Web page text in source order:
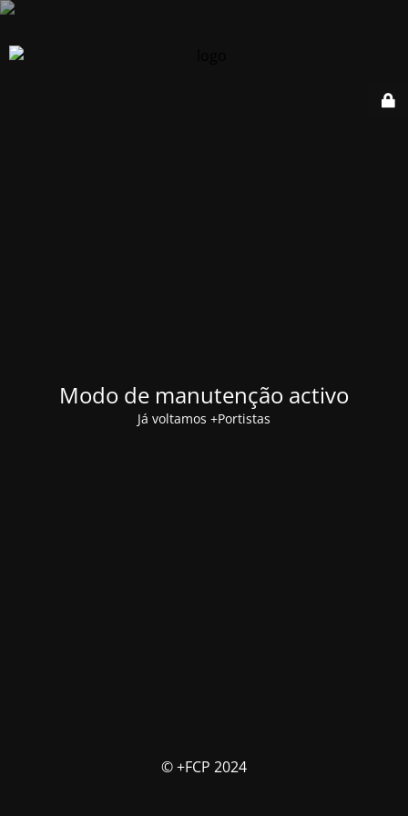
Modo de manutenção activo
Já voltamos +Portistas
© +FCP 2024